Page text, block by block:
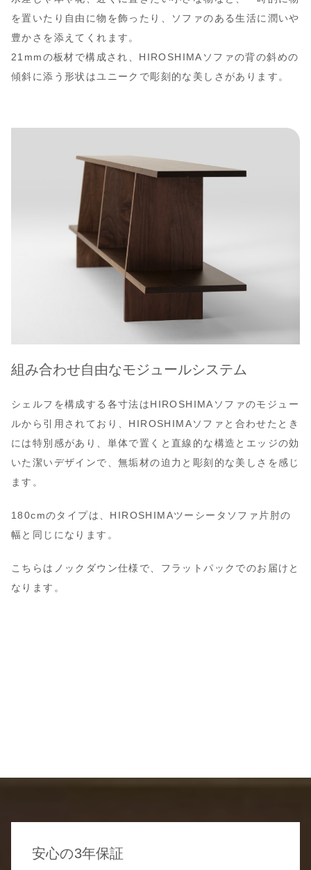
を置いたり自由に物を飾ったり、ソファのある生活に潤いや
豊かさを添えてくれます。
21mmの板材で構成され、HIROSHIMAソファの背の斜めの
傾斜に添う形状はユニークで彫刻的な美しさがあります。
組み合わせ自由なモジュールシステム
シェルフを構成する各寸法はHIROSHIMAソファのモジュー
ルから引用されており、HIROSHIMAソファと合わせたとき
には特別感があり、単体で置くと直線的な構造とエッジの効
いた潔いデザインで、無垢材の迫力と彫刻的な美しさを感じ
ます。
180cmのタイプは、HIROSHIMAツーシータソファ片肘の
幅と同じになります。
こちらはノックダウン仕様で、フラットパックでのお届けと
なります。
安心の3年保証